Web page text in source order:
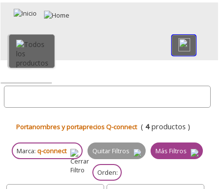
Volver
Portanombres y portaprecios Q-connect ( 4productos )
Marca: q-connect Quitar Filtros Más Filtros
Orden: